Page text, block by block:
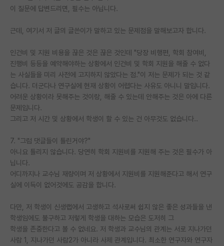
이 질문에 답변드리면, 필수는 아닙니다.
근데, 여기서 저 글의 글쓴이가 말하고 있는 문제점을 말해보고자 합니다.
인건비 및 지원 비용을 끊은 것은 끊은 것인데 "당장 비행편, 학회 참여비,
진행비 등등을 예약해야하는 상황에서 인건비 및 학회 지원을 해줄 수 없다
는 사실들을 미리 사전에 고지하지 않았다는 점."이 저는 문제가 되는 것 같
습니다. 더군다나 연구실에 현재 상황이 어렵다는 사유도 아니니 말입니다.
어려운 상황이라 못해주는 것이랑, 해줄 수 있는데 안해주는 것은 아에 다른
문제입니다.
그리고 저 시간 및 상황에서 학생이 할 수 있는 건 아무것도 없습니다..
7. "그럼 댓글들이 틀린거야?"
아니요 틀리지 않습니다. 당연히 학회 지원비를 지원해 주는 것은 필수가 아
닙니다.
어디까지나 교수님 재량이며 저 상황에서 지원비를 지원해준다고 해서 연구
실에 이득이 없어것에도 공감을 합니다.
다만, 저 학생이 신생랩에서 고생하고 석사로써 쉽지 않은 좋은 성과들을 낸
학생임에도 불구하고 저렇게 학생을 대하는 모습은 도저히 그
학생을 존중한다고 볼 수 없네요. 저 학생과 교수님의 관계는 서로 지나가던
사람 1, 지나가던 사람2가 아니라 사제 관계입니다. 최소한 연구자와 연구자